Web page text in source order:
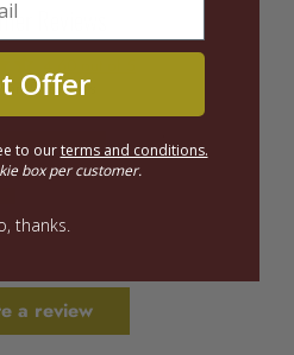
Reviews
on 5 reviews
a review
Offer
to ourterms and conditions.
box per customer.
thanks.